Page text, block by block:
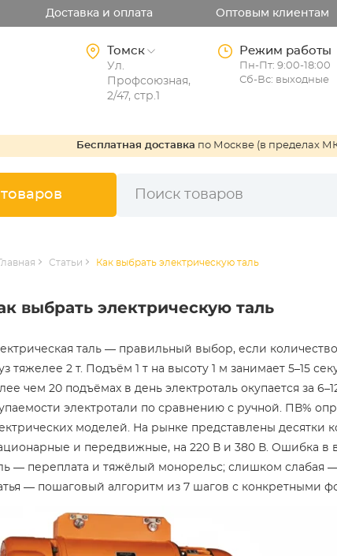
Доставка и оплата Оптовым клиентам
Томск
Ул.
Профсоюзная,
2/47, стр.1
Режим работы
Пн-Пт: 9:00-18:00
Сб-Вс: выходные
Бесплатная доставка по Москве (в пределах
Статьи Как выбрать электрическую таль
выбрать электрическую таль
таль — правильный выбор, если
тяжелее 2 т. Подъём 1 т на высоту 1 м занимает 5–15
чем 20 подъёмах в день электроталь окупается за
электротали по сравнению с ручной. ПВ%
моделей. На рынке представлены десятки
и передвижные, на 220 В и 380 В. Ошибка в
— переплата и тяжёлый монорельс; слишком слабая
— пошаговый алгоритм из 7 шагов с конкретными